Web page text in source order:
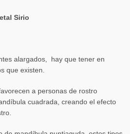
Sirio
alargados, hay que tener en
que existen.
a personas de rostro
cuadrada, creando el efecto